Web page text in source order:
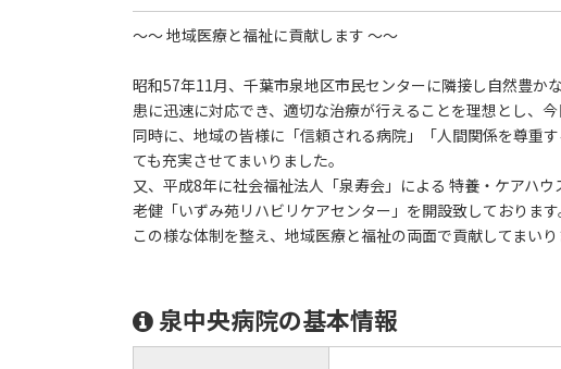
～～ 地域医療と福祉に貢献します ～～
昭和57年11月、千葉市泉地区市民センターに隣接し自然豊か
患に迅速に対応でき、適切な治療が行えることを理想とし、今
同時に、地域の皆様に「信頼される病院」「人間関係を尊重
ても充実させてまいりました。
又、平成8年に社会福祉法人「泉寿会」による 特養・ケアハ
老健「いずみ苑リハビリケアセンター」を開設致しております
この様な体制を整え、地域医療と福祉の両面で貢献してまいり
泉中央病院の基本情報